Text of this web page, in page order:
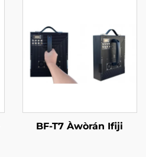
BF-T7 Àwòrán Ifiji